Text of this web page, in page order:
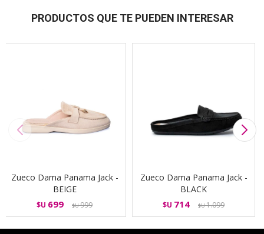
PRODUCTOS QUE TE PUEDEN INTERESAR
Zueco Dama Panama Jack -
BEIGE
$U 699 $U999
Zueco Dama Panama Jack -
BLACK
$U 714 $U1.099